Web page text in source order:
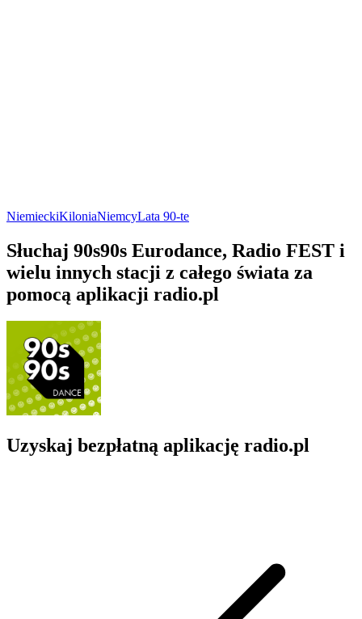
NiemieckiKiloniaNiemcyLata 90-te
Słuchaj 90s90s Eurodance, Radio FEST i
wielu innych stacji z całego świata za
pomocą aplikacji radio.pl
Uzyskaj bezpłatną aplikację radio.pl